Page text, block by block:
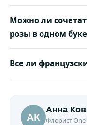
Можно ли
розы в одном
Все ли
АК
Анна
Флорист One